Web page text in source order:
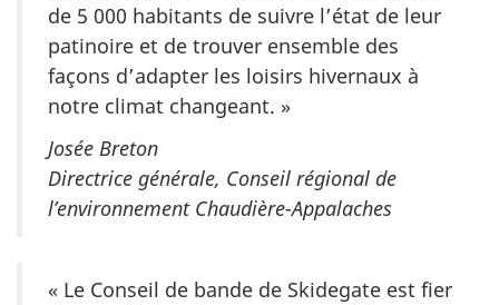
de 5 000 habitants de suivre l’état de leur
patinoire et de trouver ensemble des
façons d’adapter les loisirs hivernaux à
notre climat changeant. »
Josée Breton
Directrice générale, Conseil régional de
l’environnement Chaudière-Appalaches
« Le Conseil de bande de Skidegate est fier